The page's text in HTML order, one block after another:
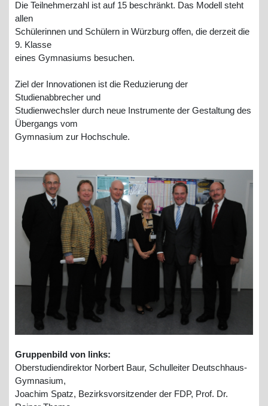
Die Teilnehmerzahl ist auf 15 beschränkt. Das Modell steht
allen
Schülerinnen und Schülern in Würzburg offen, die derzeit die
9. Klasse
eines Gymnasiums besuchen.
Ziel der Innovationen ist die Reduzierung der
Studienabbrecher und
Studienwechsler durch neue Instrumente der Gestaltung des
Übergangs vom
Gymnasium zur Hochschule.
Gruppenbild von links:
Oberstudiendirektor Norbert Baur, Schulleiter Deutschhaus-
Gymnasium,
Joachim Spatz, Bezirksvorsitzender der FDP, Prof. Dr.